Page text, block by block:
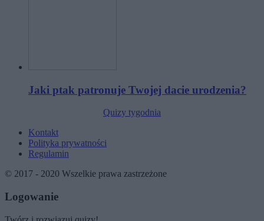
Jaki ptak patronuje Twojej dacie urodzenia?
Quizy tygodnia
Kontakt
Polityka prywatności
Regulamin
© 2017 - 2020 Wszelkie prawa zastrzeżone
Logowanie